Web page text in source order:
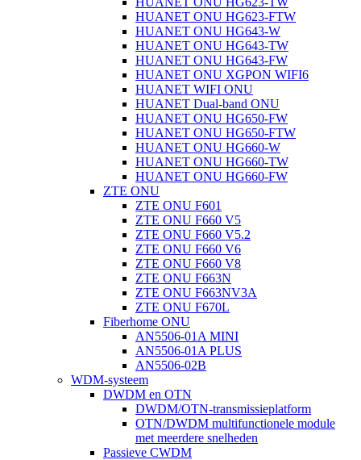
HUANET ONU HG623-FTW
HUANET ONU HG643-W
HUANET ONU HG643-TW
HUANET ONU HG643-FW
HUANET ONU XGPON WIFI6
HUANET WIFI ONU
HUANET Dual-band ONU
HUANET ONU HG650-FW
HUANET ONU HG650-FTW
HUANET ONU HG660-W
HUANET ONU HG660-TW
HUANET ONU HG660-FW
ZTE ONU
ZTE ONU F601
ZTE ONU F660 V5
ZTE ONU F660 V5.2
ZTE ONU F660 V6
ZTE ONU F660 V8
ZTE ONU F663N
ZTE ONU F663NV3A
ZTE ONU F670L
Fiberhome ONU
AN5506-01A MINI
AN5506-01A PLUS
AN5506-02B
WDM-systeem
DWDM en OTN
DWDM/OTN-transmissieplatform
OTN/DWDM multifunctionele module
met meerdere snelheden
Passieve CWDM